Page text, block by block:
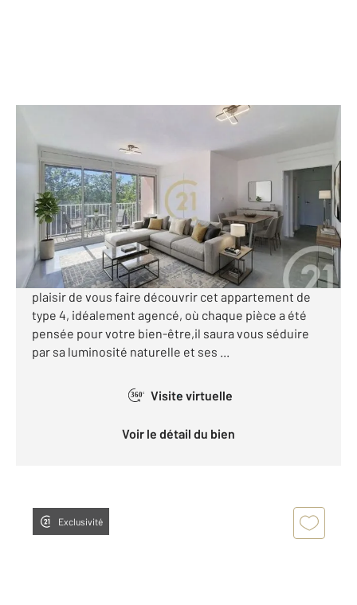
73,16 m
, 4 pièces
Ref : 15814
Appartement T4 à vendre
139 900 €
Visiter le site dédié
Salon de Provence ,en exclusivité , Century 21 a le
plaisir de vous faire découvrir cet appartement de
type 4, idéalement agencé, où chaque pièce a été
pensée pour votre bien-être,il saura vous séduire
par sa luminosité naturelle et ses ...
360° Visite virtuelle
Voir le détail du bien
Exclusivité